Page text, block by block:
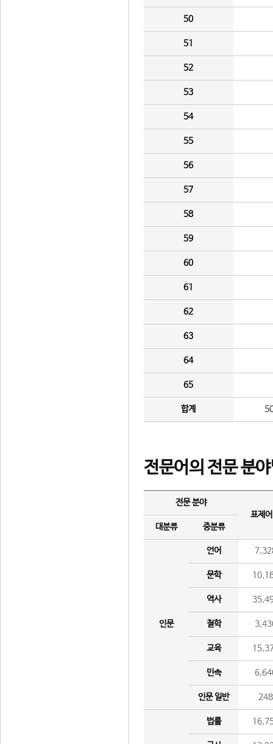
50
51
52
53
54
55
56
57
58
59
60
61
62
63
64
65
합계
전문어의 전문 분
전문 분야
표제
대분류
중분류
인문
언어
문학
역사
철학
교육
민속
인문 일반 248
법률